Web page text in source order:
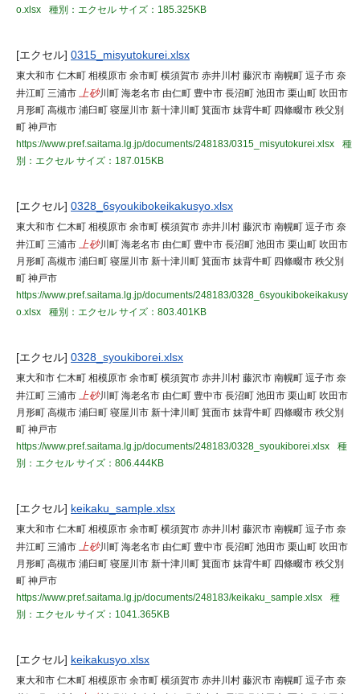
o.xlsx
種別：エクセル サイズ：185.325KB
[エクセル] 0315_misyutokurei.xlsx
東大和市 仁木町 相模原市 余市町 横須賀市 赤井川村 藤沢市 南幌町 逗子市 奈
井江町 三浦市 上砂川町 海老名市 由仁町 豊中市 長沼町 池田市 栗山町 吹田市
月形町 高槻市 浦臼町 寝屋川市 新十津川町 箕面市 妹背牛町 四條畷市 秩父別
町 神戸市
https://www.pref.saitama.lg.jp/documents/248183/0315_misyutokurei.xlsx
種
別：エクセル サイズ：187.015KB
[エクセル] 0328_6syoukibokeikakusyo.xlsx
東大和市 仁木町 相模原市 余市町 横須賀市 赤井川村 藤沢市 南幌町 逗子市 奈
井江町 三浦市 上砂川町 海老名市 由仁町 豊中市 長沼町 池田市 栗山町 吹田市
月形町 高槻市 浦臼町 寝屋川市 新十津川町 箕面市 妹背牛町 四條畷市 秩父別
町 神戸市
https://www.pref.saitama.lg.jp/documents/248183/0328_6syoukibokeikakusy
o.xlsx
種別：エクセル サイズ：803.401KB
[エクセル] 0328_syoukiborei.xlsx
東大和市 仁木町 相模原市 余市町 横須賀市 赤井川村 藤沢市 南幌町 逗子市 奈
井江町 三浦市 上砂川町 海老名市 由仁町 豊中市 長沼町 池田市 栗山町 吹田市
月形町 高槻市 浦臼町 寝屋川市 新十津川町 箕面市 妹背牛町 四條畷市 秩父別
町 神戸市
https://www.pref.saitama.lg.jp/documents/248183/0328_syoukiborei.xlsx
種
別：エクセル サイズ：806.444KB
[エクセル] keikaku_sample.xlsx
東大和市 仁木町 相模原市 余市町 横須賀市 赤井川村 藤沢市 南幌町 逗子市 奈
井江町 三浦市 上砂川町 海老名市 由仁町 豊中市 長沼町 池田市 栗山町 吹田市
月形町 高槻市 浦臼町 寝屋川市 新十津川町 箕面市 妹背牛町 四條畷市 秩父別
町 神戸市
https://www.pref.saitama.lg.jp/documents/248183/keikaku_sample.xlsx
種
別：エクセル サイズ：1041.365KB
[エクセル] keikakusyo.xlsx
東大和市 仁木町 相模原市 余市町 横須賀市 赤井川村 藤沢市 南幌町 逗子市 奈